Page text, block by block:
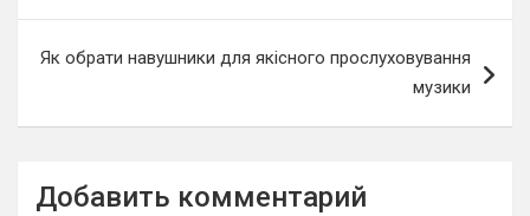
Як обрати навушники для якісного прослуховування
музики
Добавить комментарий